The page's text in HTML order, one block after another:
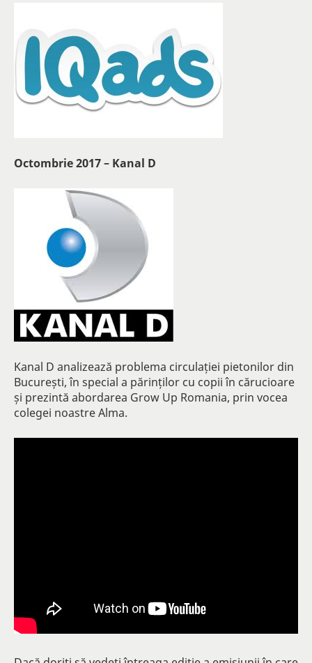
Octombrie 2017 – Kanal D
Kanal D analizează problema circulației pietonilor din
București, în special a părinților cu copii în cărucioare
și prezintă abordarea Grow Up Romania, prin vocea
colegei noastre Alma.